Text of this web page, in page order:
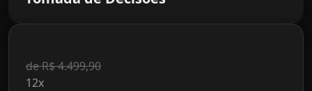
de R$ 4.499,90
12x